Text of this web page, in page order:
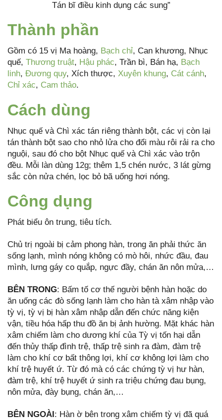
Tán bĩ điều kinh dụng các sung”
Thành phần
Gồm có 15 vị Ma hoàng, Bạch chỉ, Can khương, Nhục
quế, Thương truật, Hậu phác, Trần bì, Bán hạ, Bạch
linh, Đương quy, Xích thược, Xuyên khung, Cát cánh,
Chỉ xác, Cam thảo.
Cách dùng
Nhục quế và Chì xác tán riêng thành bột, các vị còn lại
tán thành bột sao cho nhỏ lửa cho đổi màu rôi rải ra cho
nguội, sau đó cho bột Nhục quế và Chì xác vào trộn
đều. Mỗi làn dùng 12g; thêm 1,5 chén nước, 3 lát gừng
sắc còn nửa chén, lọc bỏ bã uống hơi nóng.
Công dụng
Phát biểu ôn trung, tiêu tích.
Chủ trị ngoài bị cảm phong hàn, trong ăn phải thức ăn
sống lạnh, mình nóng không có mò hôi, nhức đầu, đau
mình, lưng gáy co quắp, ngực đầy, chán ăn nôn mửa,…
BÊN TRONG: Bấm tố cơ thế người bệnh hàn hoặc do
ăn uống các đò sống lạnh làm cho hàn tà xâm nhập vào
tỳ vị, tỳ vị bị hàn xâm nhập dẫn đến chức năng kiện
vận, tiều hóa hấp thu đồ ăn bị ảnh hường. Mặt khác hàn
xâm chiếm làm cho dương khí của Tỳ vị tốn hại dẫn
đến thủy thấp đình trệ, thấp trệ sinh ra đàm, đàm trệ
làm cho khí cơ bất thông lợi, khí cơ không lợi làm cho
khí trệ huyết ứ. Từ đó mà có các chứng tỳ vị hư hàn,
đàm trệ, khí trệ huyết ứ sinh ra triệu chứng đau bụng,
nôn mửa, đày bụng, chán ăn,…
BÊN NGOÀI: Hàn ờ bên trong xâm chiếm tỳ vị đã quá